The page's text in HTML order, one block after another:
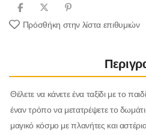
Πρόσθήκη στην λίστα επιθυμιών
Θέλετε να κάνετε ένα ταξίδι με το
έναν τρόπο να μετατρέψετε το
μαγικό κόσμο με πλανήτες και